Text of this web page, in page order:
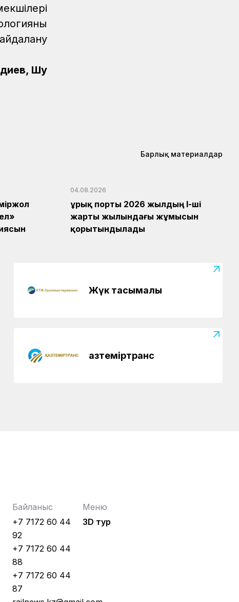
Шу
демалысы
Барлық материалдар
04.08.2026
Құрық порты 2026 жылдың І-ші
жарты жылындағы жұмысын
қорытындылады
Жүк тасымалы
Қазтеміртранс
Байланыс
+7 7172 60 44
92
+7 7172 60 44
88
+7 7172 60 44
87
Меню
3D тур